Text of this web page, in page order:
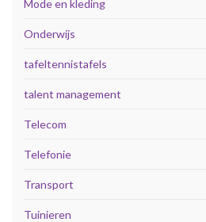
Mode en kleding
Onderwijs
tafeltennistafels
talent management
Telecom
Telefonie
Transport
Tuinieren